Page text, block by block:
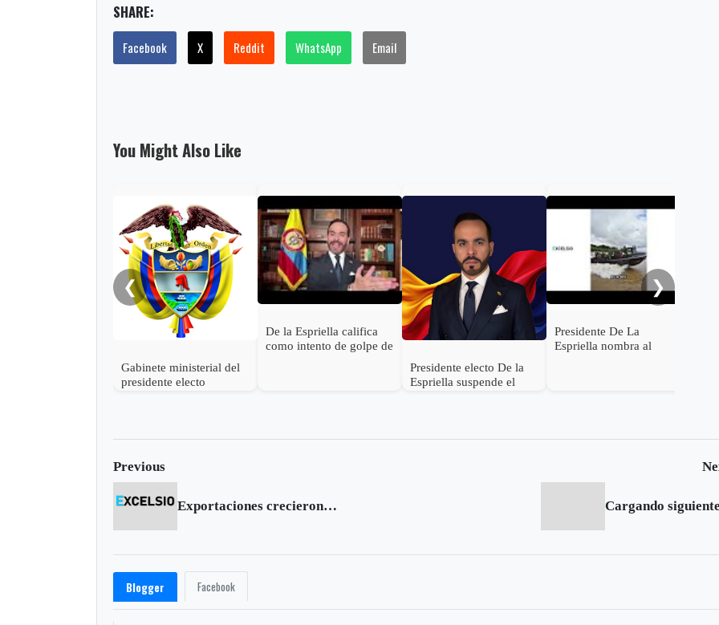
SHARE:
Facebook X Reddit WhatsApp Email
You Might Also Like
❮
Gabinete ministerial del
presidente electo
De la Espriella califica
como intento de golpe de
Presidente electo De la
Espriella suspende el
Presidente De La
Espriella nombra al
❯
Previous
Exportaciones crecieron 23 por ciento e n 2007 Cargando
Blogger Facebook